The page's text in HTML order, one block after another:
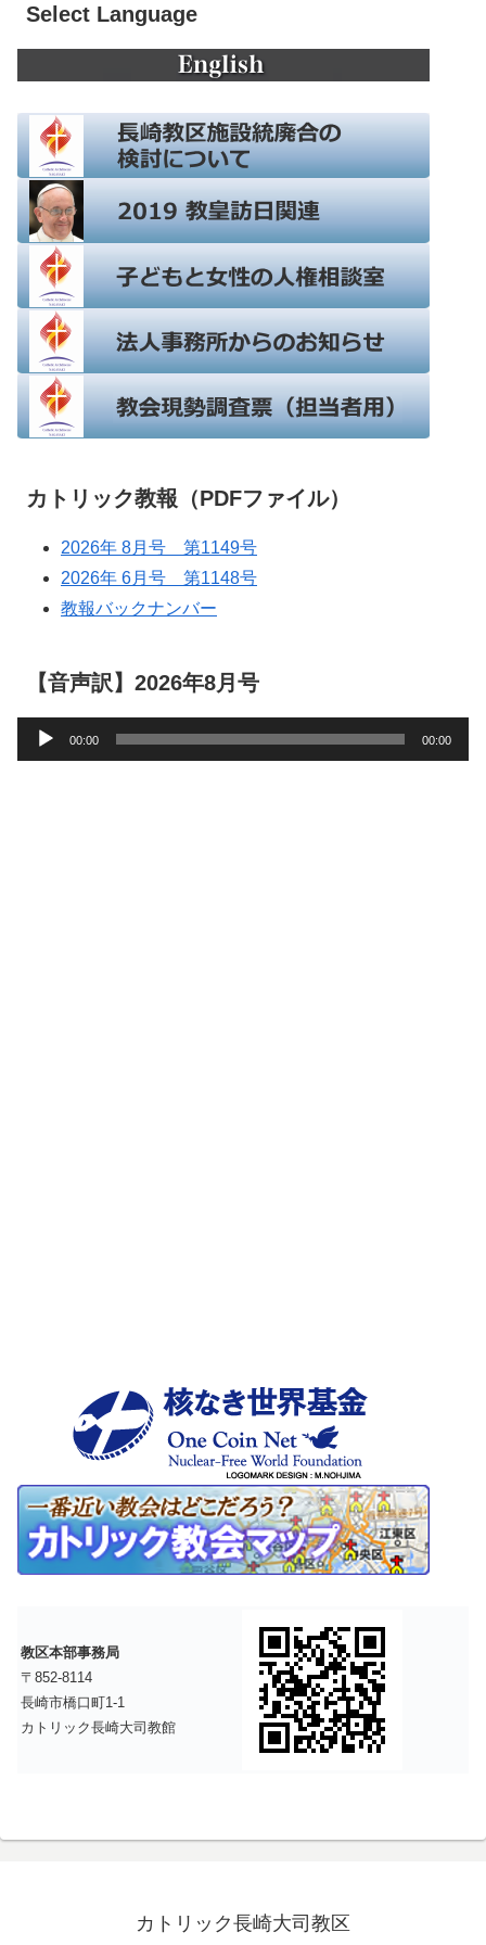
Select Language
カトリック教報（PDFファイル）
2026年 8月号 第1149号
2026年 6月号 第1148号
教報バックナンバー
【音声訳】2026年8月号
声
00:00 00:00
教区本部事務局
〒852-8114
長崎市橋口町1-1
カトリック長崎大司教館
カトリック長崎大司教区